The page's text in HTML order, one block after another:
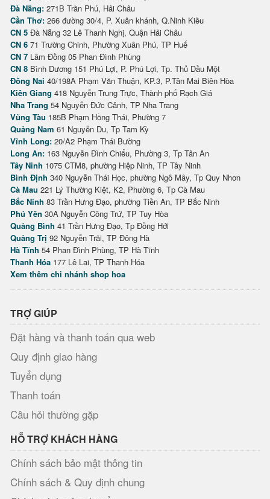
Đà Nẵng: 271B Trần Phú, Hải Châu
Cần Thơ: 266 đường 30/4, P. Xuân khánh, Q.Ninh Kiều
CN 5 Đà Nẵng 32 Lê Thanh Nghị, Quận Hải Châu
CN 6 71 Trường Chinh, Phường Xuân Phú, TP Huế
CN 7 Lâm Đồng 05 Phan Đình Phùng
CN 8 Bình Dương 151 Phú Lợi, P. Phú Lợi, Tp. Thủ Dầu Một
Đồng Nai 40/198A Phạm Văn Thuận, KP.3, P.Tân Mai Biên Hòa
Kiên Giang 418 Nguyễn Trung Trực, Thành phố Rạch Giá
Nha Trang 54 Nguyễn Đức Cảnh, TP Nha Trang
Vũng Tàu 185B Phạm Hồng Thái, Phường 7
Quảng Nam 61 Nguyễn Du, Tp Tam Kỳ
Vĩnh Long: 20/A2 Phạm Thái Bường
Long An: 163 Nguyễn Đình Chiểu, Phường 3, Tp Tân An
Tây Ninh 1075 CTM8, phường Hiệp Ninh, TP Tây Ninh
Bình Định 340 Nguyễn Thái Học, phường Ngô Mây, Tp Quy Nhơn
Cà Mau 221 Lý Thường Kiệt, K2, Phường 6, Tp Cà Mau
Bắc Ninh 83 Trần Hưng Đạo, phường Tiền An, TP Bắc Ninh
Phú Yên 30A Nguyễn Công Trứ, TP Tuy Hòa
Quảng Bình 41 Trần Hưng Đạo, Tp Đồng Hới
Quảng Trị 92 Nguyễn Trãi, TP Đông Hà
Hà Tĩnh 54 Phan Đình Phùng, TP Hà Tĩnh
Thanh Hóa 177 Lê Lai, TP Thanh Hóa
Xem thêm chi nhánh shop hoa
TRỢ GIÚP
Đặt hàng và thanh toán qua web
Quy định giao hàng
Tuyển dụng
Thanh toán
Câu hỏi thường gặp
HỖ TRỢ KHÁCH HÀNG
Chính sách bảo mật thông tin
Chính sách & Quy định chung